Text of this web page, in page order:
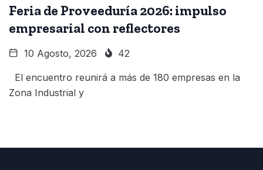
Feria de Proveeduría 2026: impulso
empresarial con reflectores
10 Agosto, 2026 42
El encuentro reunirá a más de 180 empresas en la
Zona Industrial y